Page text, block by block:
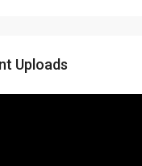
Uploads